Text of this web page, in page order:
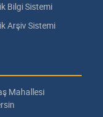
Bilgi Sistemi
Arşiv Sistemi
Mahallesi